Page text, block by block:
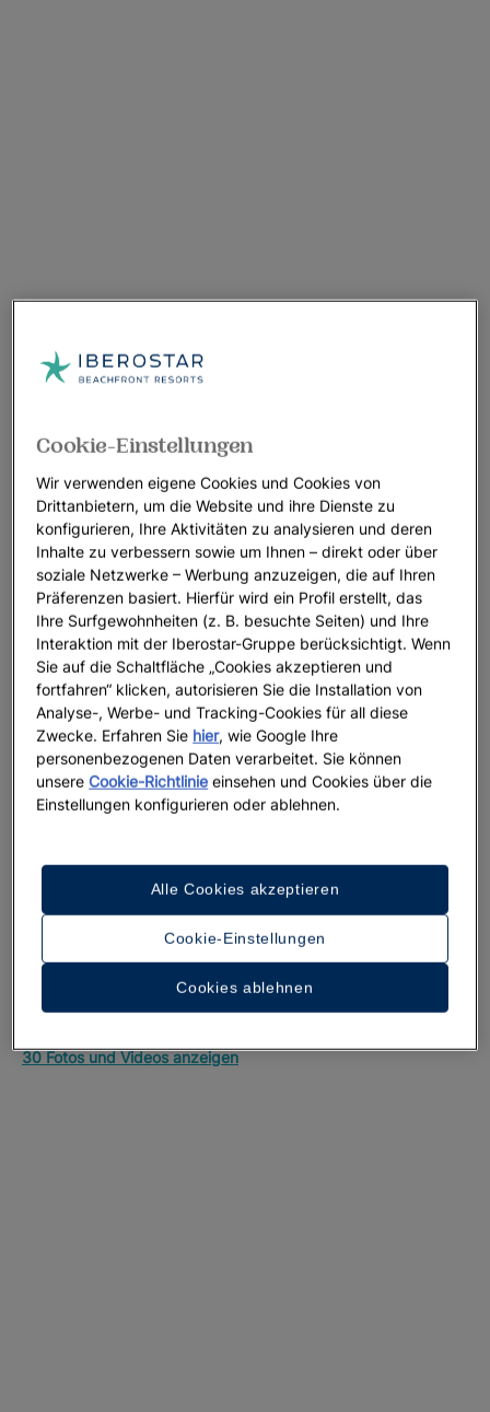
Ein Rundgang durch das Hotel
30 Fotos und Videos anzeigen
Cookie-Einstellungen
Wir verwenden eigene Cookies und Cookies von
Drittanbietern, um die Website und ihre Dienste zu
konfigurieren, Ihre Aktivitäten zu analysieren und deren
Inhalte zu verbessern sowie um Ihnen – direkt oder über
soziale Netzwerke – Werbung anzuzeigen, die auf Ihren
Präferenzen basiert. Hierfür wird ein Profil erstellt, das
Ihre Surfgewohnheiten (z. B. besuchte Seiten) und Ihre
Interaktion mit der Iberostar-Gruppe berücksichtigt. Wenn
Sie auf die Schaltfläche „Cookies akzeptieren und
fortfahren“ klicken, autorisieren Sie die Installation von
Analyse-, Werbe- und Tracking-Cookies für all diese
Zwecke. Erfahren Sie hier, wie Google Ihre
personenbezogenen Daten verarbeitet. Sie können
unsereCookie-Richtlinie einsehen und Cookies über die
Einstellungen konfigurieren oder ablehnen.
Cookie-Einstellungen
Cookies ablehnen
Alle Cookies akzeptieren